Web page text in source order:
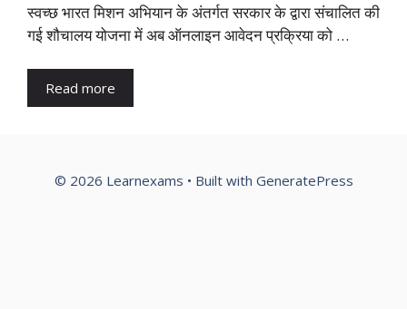
स्वच्छ भारत मिशन अभियान के अंतर्गत सरकार के द्वारा संचालित की
गई शौचालय योजना में अब ऑनलाइन आवेदन प्रक्रिया को …
Read more
© 2026 Learnexams • Built with GeneratePress